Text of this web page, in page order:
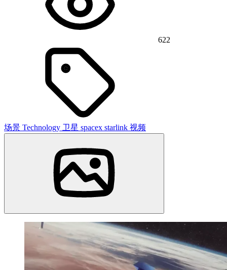
622
场景 Technology 卫星 spacex starlink 视频